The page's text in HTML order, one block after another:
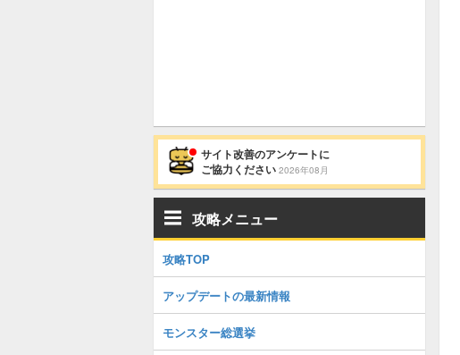
サイト改善のアンケートに
ご協力ください 2026年08月
攻略メニュー
攻略TOP
アップデートの最新情報
モンスター総選挙